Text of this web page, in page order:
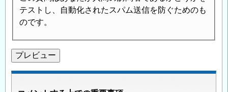
テストし、自動化されたスパム送信を防ぐためのも
のです。